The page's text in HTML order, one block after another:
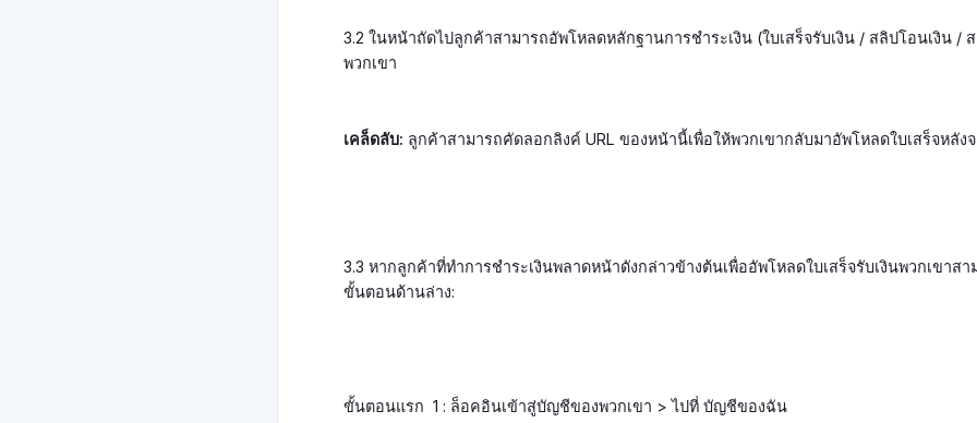
3.2 ในหน้าถัดไปลูกค้าสามารถอัพโหลดหลักฐานการชำระเงิน (ใบเสร็จรับเงิน / สลิปโอนเงิน /
พวกเขา
เคล็ดลับ: ลูกค้าสามารถคัดลอกลิงค์ URL ของหน้านี้เพื่อให้พวกเขากลับมาอัพโหลดใบเสร็จหลัง
3.3 หากลูกค้าที่ทำการชำระเงินพลาดหน้าดังกล่าวข้างต้นเพื่ออัพโหลดใบเสร็จรับเงินพวกเขาส
ขั้นตอนด้านล่าง:
ขั้นตอนแรก 1 : ล็อคอินเข้าสู่บัญชีของพวกเขา > ไปที่ บัญชีของฉัน